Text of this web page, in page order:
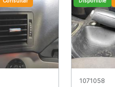
1071058